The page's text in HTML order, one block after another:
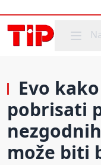
Evo
pobrisati
može biti